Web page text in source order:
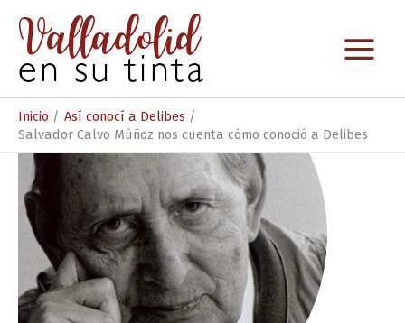
contenido
Inicio
Así conocí a Delibes
Salvador Calvo Múñoz nos cuenta cómo conoció a Delibes